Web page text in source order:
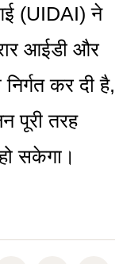
(UIDAI) ने
आईडी और
कर दी है,
पूरी तरह
सकेगा।